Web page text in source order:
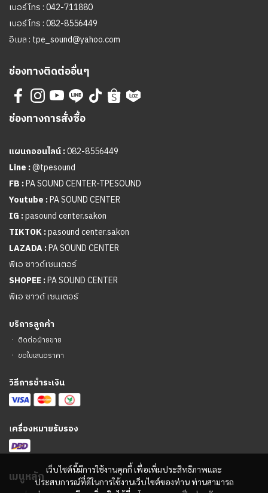
เว็บไซต์นี้มีการใช้งานคุกกี้ เพื่อเพิ่มประสิทธิภาพและ
ประสบการณ์ที่ดีในการใช้งานเว็บไซต์ของท่าน ท่านสามารถ
เบอร์โทร :042-711880
เบอร์โทร :082-8556449
อีเมล : tpe_sound@yahoo.com
ช่องทางติดต่ออื่นๆ
ช่องทางการสั่งซื้อ
แผนกออนไลน์ :082-8556449
Line :@tpesound
FB :PA SOUND CENTER-TPESOUND
Youtube :PA SOUND CENTER
IG :pasound center.sakon
TIKTOK :pasound center.sakon
LAZADA :PA SOUND CENTER
พีเอ ซาวด์เซนเตอร์
SHOPEE :PA SOUND CENTER
พีเอ ซาวด์ เซนเตอร์
บริการลูกค้า
ㆍ ติดต่อฝ่ายขาย
ㆍ ขอใบเสนอราคา
วิธีการชำระเงิน
เครื่องหมายรับรอง
เมนูหลัก